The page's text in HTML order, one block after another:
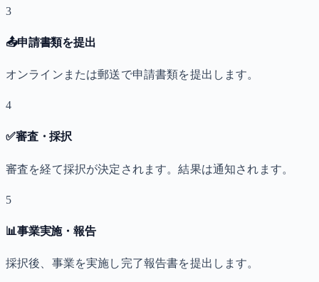
3
📤申請書類を提出
オンラインまたは郵送で申請書類を提出します。
4
✅審査・採択
審査を経て採択が決定されます。結果は通知されます。
5
📊事業実施・報告
採択後、事業を実施し完了報告書を提出します。